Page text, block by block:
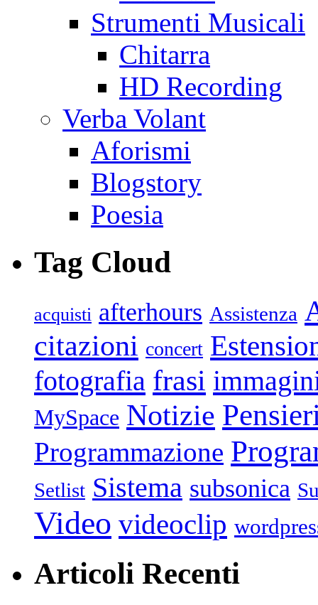
Strumenti Musicali
Chitarra
HD Recording
Verba Volant
Aforismi
Blogstory
Poesia
Tag Cloud
acquisti afterhours Assistenza
citazioni concert
fotografia frasi
MySpace Notizie
Programmazione
Setlist Sistema subsonica
Video videoclip
Articoli Recenti